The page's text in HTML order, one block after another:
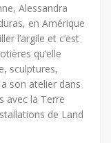
Alessandra
en Amérique
l’argile et c’est
qu’elle
sculptures,
son atelier dans
avec la Terre
de Land